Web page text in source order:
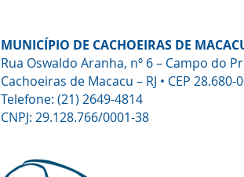
MUNICÍPIO DE CACHOEIRAS DE
Rua Oswaldo Aranha, nº 6 – Campo do
Cachoeiras de Macacu – RJ • CEP 28.680-
Telefone: (21) 2649-4814
CNPJ: 29.128.766/0001-38